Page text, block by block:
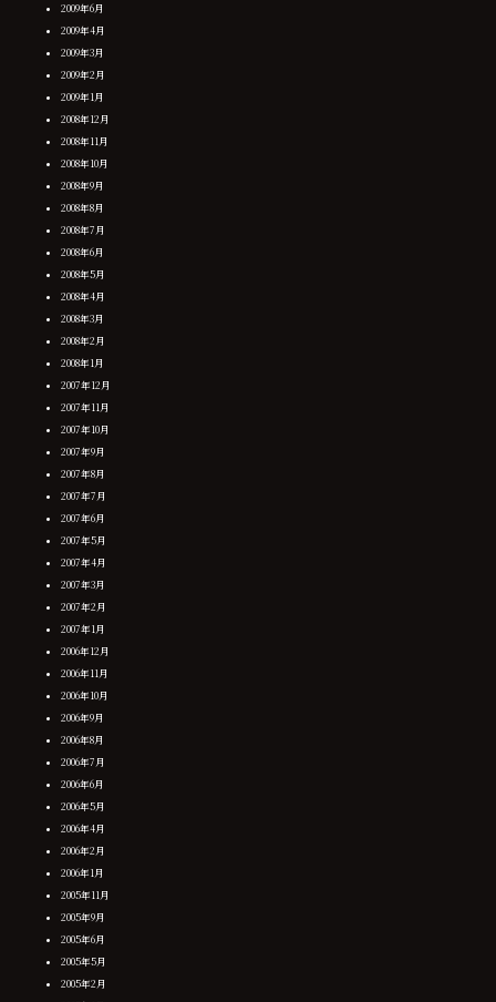
2009年6月
2009年4月
2009年3月
2009年2月
2009年1月
2008年12月
2008年11月
2008年10月
2008年9月
2008年8月
2008年7月
2008年6月
2008年5月
2008年4月
2008年3月
2008年2月
2008年1月
2007年12月
2007年11月
2007年10月
2007年9月
2007年8月
2007年7月
2007年6月
2007年5月
2007年4月
2007年3月
2007年2月
2007年1月
2006年12月
2006年11月
2006年10月
2006年9月
2006年8月
2006年7月
2006年6月
2006年5月
2006年4月
2006年2月
2006年1月
2005年11月
2005年9月
2005年6月
2005年5月
2005年2月